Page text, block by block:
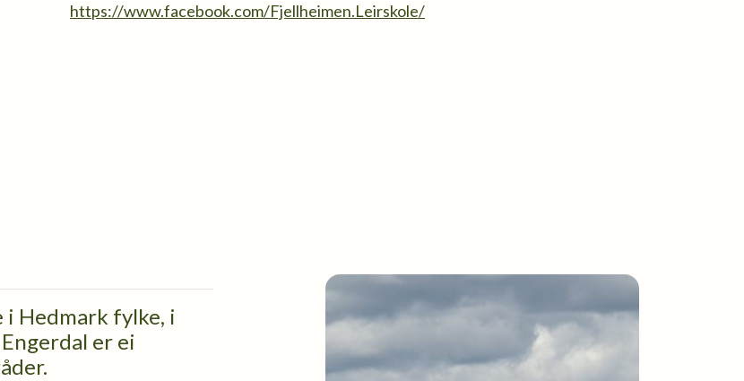
https://www.facebook.com/Fjellheimen.Leirskole/
i Hedmark fylke, i
er ei